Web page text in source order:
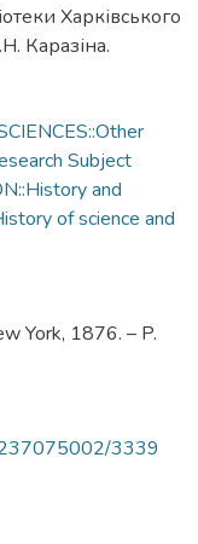
Харківського
Каразіна.
Subject
and
of science and
York, 1876. – P.
3339